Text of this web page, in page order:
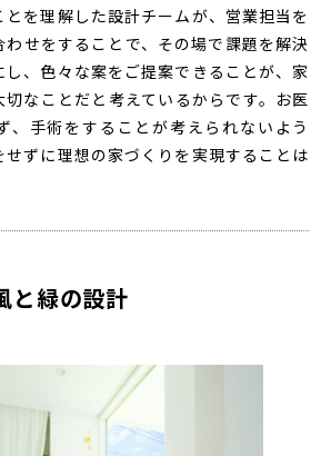
を理解した設計チームが、営業担当を
せをすることで、その場で課題を解決
し、色々な案をご提案できることが、家
なことだと考えているからです。お医
、手術をすることが考えられないよう
せずに理想の家づくりを実現することは
と緑の設計